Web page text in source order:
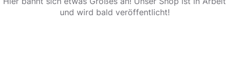
und wird bald veröffentlicht!